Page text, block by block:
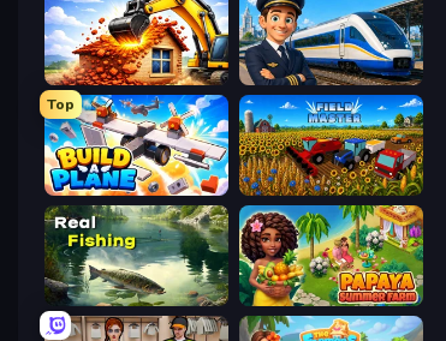
City Constructor Idle Train Empire Tycoon
Top
Build A Plane Field Master
Real Fishing Simulator Papaya Summer Farm